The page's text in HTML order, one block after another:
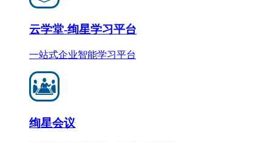
云学堂-绚星学习平台
一站式企业智能学习平台
绚星会议